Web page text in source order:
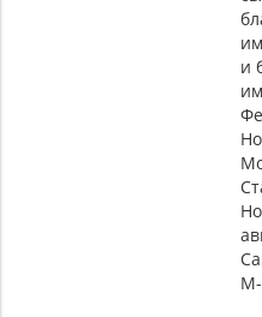
и
М-